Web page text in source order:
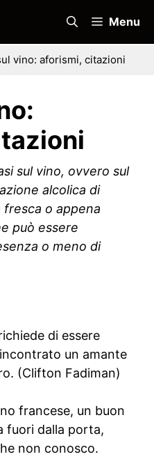
Menu
vino: aforismi, citazioni
sul vino, ovvero sul
alcolica di
o appena
può essere
o meno di
di essere
un amante
(Clifton Fadiman)
francese, un buon
fuori dalla porta,
non conosco.